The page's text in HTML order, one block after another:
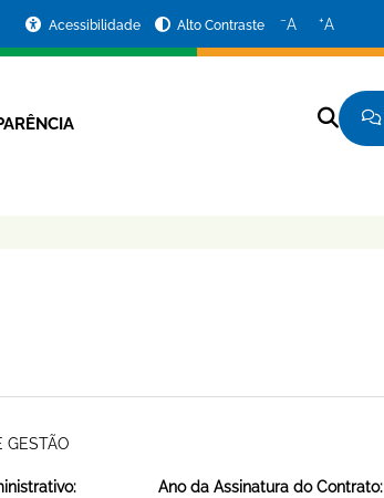
Acessibilidade Alto Contraste −A +A
GESTÃO
Ano da Assinatura do Contrato: